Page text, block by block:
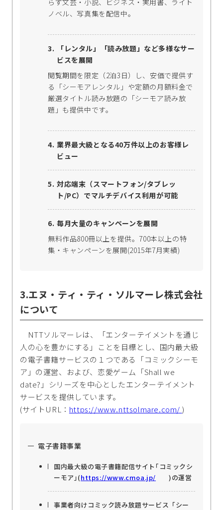
ノベル、写真集を配信中。
「レンタル」「読み放題」など多様なサー
ビスを展開
閲覧期間を限定（2泊3日）し、安価で提供す
る「シーモアレンタル」や定額の月額料金で
厳選タイトル読み放題の「シーモア読み放
題」も提供中です。
業界最大級となる40万件以上のお客様レ
ビュー
対応端末（スマートフォン/タブレッ
ト/PC）でマルチデバイス利用が可能
毎月大量のキャンペーンを展開
無料作品800冊以上を提供。700本以上の特
集・キャンペーンを展開(2015年7月実績)
3.エヌ・ティ・ティ・ソルマーレ株式会社
について
NTTソルマーレは、「エンターテイメントを通じ
人の心を豊かにする」ことを目標とし、国内最大級
の電子書籍サービスの１つである「コミックシーモ
ア」の運営、および、恋愛ゲーム「Shall we
date?」シリーズを中心としたエンターテイメント
サービスを提供しています。
(サイトURL： https://www.nttsolmare.com/ )
電子書籍事業
国内最大級の電子書籍配信サイト｢コミックシ
ーモア｣(https://www.cmoa.jp/ )の運営
事業者向けコミック読み放題サービス「シー